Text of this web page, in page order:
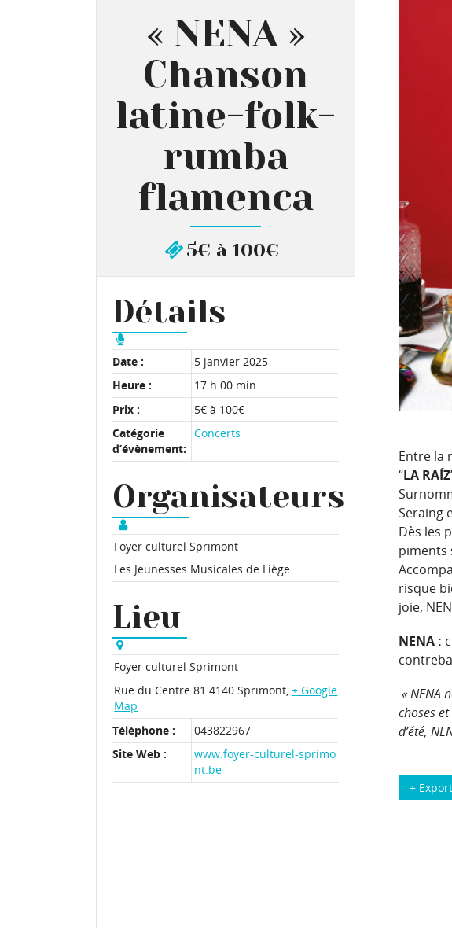
« NENA »
Chanson
latine-folk-
rumba
flamenca
5€ à 100€
Détails
Date :
5 janvier 2025
Heure :
17 h 00 min
Prix :
5€ à 100€
Catégorie
d’évènement:
Concerts
Organisateurs
Foyer culturel Sprimont
Les Jeunesses Musicales de Liège
Lieu
Foyer culturel Sprimont
Rue du Centre 81 4140 Sprimont, + Google
Map
Téléphone :
043822967
Site Web :
www.foyer-culturel-sprimo
nt.be
Entre la
“LA RAÍZ
Seraing
Dès les
piments
risque
joie,
NENA :
« NENA
choses
d’été,
+